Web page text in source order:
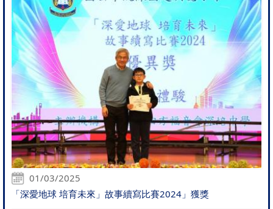
01/03/2025
「深愛地球 培育未來」故事續寫比賽2024」獲獎